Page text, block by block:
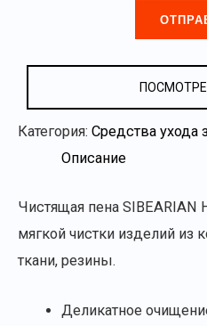
пустым.
Категория: Средства
Описание
Чистящая пена SIBEARIAN
мягкой чистки изделий из
ткани, резины.
Деликатное